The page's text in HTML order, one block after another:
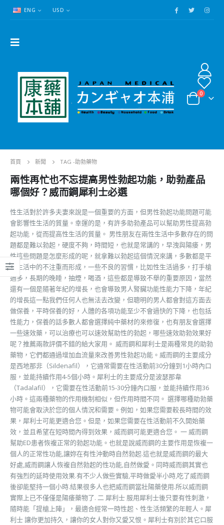
ENG USD
0
首頁 新聞 TAG -助勃藥物
兩性再忙也不忘提高男性勃起功能，助勃產品
哪個好？威而鋼犀利士必選
性生活對於許多夫妻來說是一個重要的方面，但男性勃起功能問題可能
會影響性生活的質量。幸運的是，有許多助勃產品可以幫助男性提高勃
起功能，從而提高性生活的質量。 男性朋友在兩性生活中多數存在的問
題都是難以勃起，硬度不夠，時間短，也就是常講的，早洩與陽痿，男
性這些問題是怎麼形成的呢，就拿難以勃起這個情況來講，多數都是平
時生活中的不注重而形成，一些不良的習慣，比如性生活過多，打手槍
過多，長期的晚睡，抽煙，喝酒，這些都是導致不舉的重要原因，當然
還有一個是隨著年紀的增長，也會導致男人腎臟功能性能力下降，年紀
的增長這一點我們任何人也無法去改變，但聰明的男人都會對這方面去
做保養，平時保養的好，人體的各項功能至少不會過快的下降，也包括
性能力，保養的話多數人都會選擇純中藥材的來修復，也有朋友會選擇
一些速效藥，可以治療也可以速效幫助性的勃起，哪些速效助勃效果好
呢？推薦兩款評價不錯的給大家用。 威而鋼和犀利士是兩種常見的助勃
藥物，它們都通過增加血流量來改善男性勃起功能。威而鋼的主要成分
是西地那非（Sildenafil），它通常需要在性活動前30分鐘到1小時內口
服，並能持續作用4-5個小時。犀利士的主要成分是波瑟那韋
（Tadalafil），它需要在性活動前15-30分鐘內口服，並能持續作用36
小時。這兩種藥物的作用機制相似，但作用時間不同。 選擇哪種助勃藥
物可能會取決於您的個人情況和需要。例如，如果您需要較長時間的效
果，犀利士可能更適合您。但是，如果您需要在性活動前不久開始藥
效，並且希望在短時間內得到效果，威而鋼可能更適合您。 一 威而鋼
幫助ED患者恢複正常的勃起功能。也就是說威而鋼的主要作用是恢複一
個人的正常性功能,讓妳在有性沖動時自然勃起.這也就是威而鋼的最大
好處,威而鋼讓人恢複自然勃起的性功能,自然做愛。同時威而鋼其實也
有強烈的延時使用效果.有不少人做些實驗,平時做愛半小時,吃了威而鋼
後卻能堅持一個小時.結果很多人也把威而鋼當壯陽藥使用.所以威而鋼
實際上已不僅僅是陽痿藥物了. 二 犀利士 服用犀利士後只要有性刺激，
隨時能「提槍上陣」，最適合經常一時性起、性生活頻繁的年輕人。犀
利士 讓你更加持久，讓你的女人對你又愛又恨。犀利士有別於其它口服